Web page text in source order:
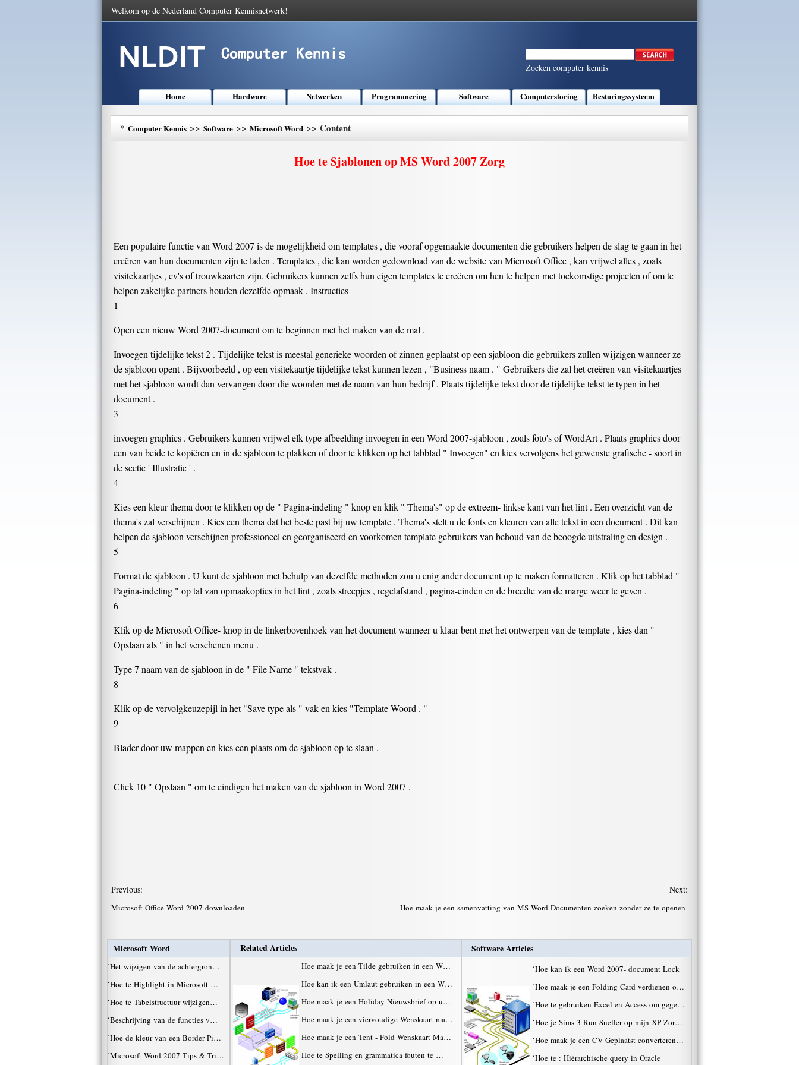
Welkom op de Nederland Computer Kennisnetwerk!
Zoeken computer kennis
Home Hardware Netwerken Programmering Software Computerstoring Besturingssysteem
* Computer Kennis >> Software >> Microsoft Word >> Content
Hoe te Sjablonen op MS Word 2007 Zorg
Een populaire functie van Word 2007 is de mogelijkheid om templates , die vooraf opgemaakte documenten die gebruikers helpen de slag te gaan in het
creëren van hun documenten zijn te laden . Templates , die kan worden gedownload van de website van Microsoft Office , kan vrijwel alles , zoals
visitekaartjes , cv's of trouwkaarten zijn. Gebruikers kunnen zelfs hun eigen templates te creëren om hen te helpen met toekomstige projecten of om te
helpen zakelijke partners houden dezelfde opmaak . Instructies
1
Open een nieuw Word 2007-document om te beginnen met het maken van de mal .
Invoegen tijdelijke tekst 2 . Tijdelijke tekst is meestal generieke woorden of zinnen geplaatst op een sjabloon die gebruikers zullen wijzigen wanneer ze
de sjabloon opent . Bijvoorbeeld , op een visitekaartje tijdelijke tekst kunnen lezen , "Business naam . " Gebruikers die zal het creëren van visitekaartjes
met het sjabloon wordt dan vervangen door die woorden met de naam van hun bedrijf . Plaats tijdelijke tekst door de tijdelijke tekst te typen in het
document .
3
invoegen graphics . Gebruikers kunnen vrijwel elk type afbeelding invoegen in een Word 2007-sjabloon , zoals foto's of WordArt . Plaats graphics door
een van beide te kopiëren en in de sjabloon te plakken of door te klikken op het tabblad " Invoegen" en kies vervolgens het gewenste grafische - soort in
de sectie ' Illustratie ' .
4
Kies een kleur thema door te klikken op de " Pagina-indeling " knop en klik " Thema's" op de extreem- linkse kant van het lint . Een overzicht van de
thema's zal verschijnen . Kies een thema dat het beste past bij uw template . Thema's stelt u de fonts en kleuren van alle tekst in een document . Dit kan
helpen de sjabloon verschijnen professioneel en georganiseerd en voorkomen template gebruikers van behoud van de beoogde uitstraling en design .
5
Format de sjabloon . U kunt de sjabloon met behulp van dezelfde methoden zou u enig ander document op te maken formatteren . Klik op het tabblad "
Pagina-indeling " op tal van opmaakopties in het lint , zoals streepjes , regelafstand , pagina-einden en de breedte van de marge weer te geven .
6
Klik op de Microsoft Office- knop in de linkerbovenhoek van het document wanneer u klaar bent met het ontwerpen van de template , kies dan "
Opslaan als " in het verschenen menu .
Type 7 naam van de sjabloon in de " File Name " tekstvak .
8
Klik op de vervolgkeuzepijl in het "Save type als " vak en kies "Template Woord . "
9
Blader door uw mappen en kies een plaats om de sjabloon op te slaan .
Click 10 " Opslaan " om te eindigen het maken van de sjabloon in Word 2007 .
Previous:
Microsoft Office Word 2007 downloaden
Next:
Hoe maak je een samenvatting van MS Word Documenten zoeken zonder ze te openen
Microsoft Word
·Het wijzigen van de achtergron…
·Hoe te Highlight in Microsoft …
·Hoe te Tabelstructuur wijzigen…
·Beschrijving van de functies v…
·Hoe de kleur van een Border Pi…
·Microsoft Word 2007 Tips & Tri…
Related Articles
Hoe maak je een Tilde gebruiken in een W…
Hoe kan ik een Umlaut gebruiken in een W…
Hoe maak je een Holiday Nieuwsbrief op u…
Hoe maak je een viervoudige Wenskaart ma…
Hoe maak je een Tent - Fold Wenskaart Ma…
Hoe te Spelling en grammatica fouten te …
Software Articles
·Hoe kan ik een Word 2007- document Lock
·Hoe maak je een Folding Card verdienen o…
·Hoe te gebruiken Excel en Access om gege…
·Hoe je Sims 3 Run Sneller op mijn XP Zor…
·Hoe maak je een CV Geplaatst converteren…
·Hoe te : Hiërarchische query in Oracle